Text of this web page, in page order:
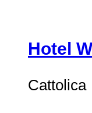
Hotel
Cattolica